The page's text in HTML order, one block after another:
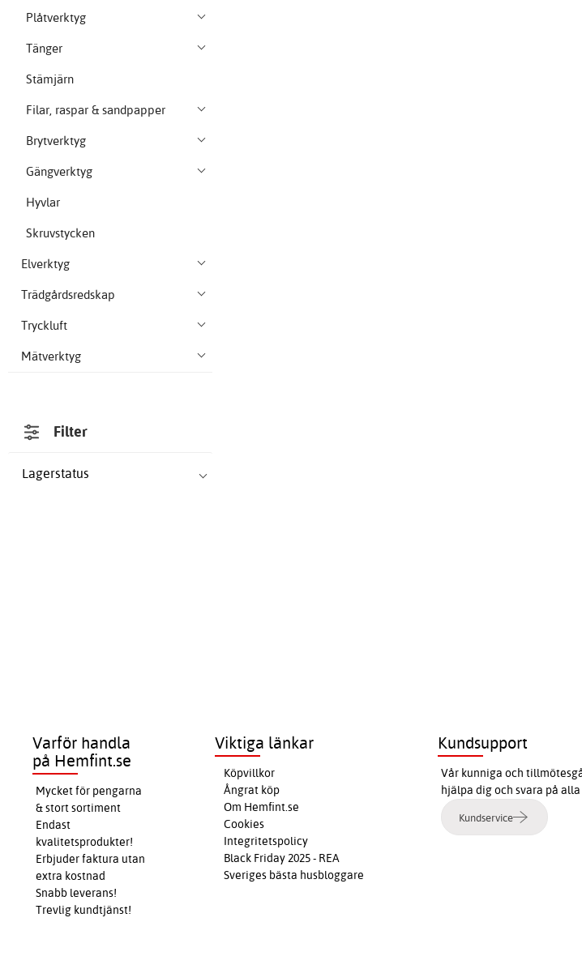
Plåtverktyg
Tänger
Stämjärn
Filar, raspar & sandpapper
Brytverktyg
Gängverktyg
Hyvlar
Skruvstycken
Elverktyg
Trädgårdsredskap
Tryckluft
Mätverktyg
Filter
Lagerstatus
Varför handla
på Hemfint.se
Mycket för pengarna
& stort sortiment
Endast
kvalitetsprodukter!
Erbjuder faktura utan
extra kostnad
Snabb leverans!
Trevlig kundtjänst!
Viktiga länkar
Köpvillkor
Ångrat köp
Om Hemfint.se
Cookies
Integritetspolicy
Black Friday 2025 - REA
Sveriges bästa husbloggare
Kundsupport
Vår kunniga och
hjälpa dig och svara på
Kundservice